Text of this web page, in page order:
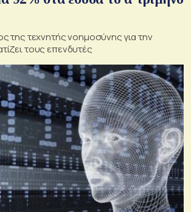
της τεχνητής νοημοσύνης για την
τους επενδυτές